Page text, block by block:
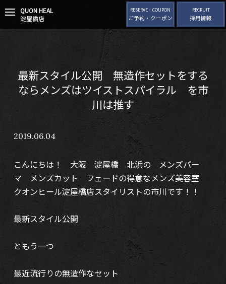
QUON HEAL
淀屋橋店
RESERVE・COUPON
ご予約・クーポン
RECRUIT
採用情報
最新スタイル公開 無造作セットをする
ならメンズはツイストスパイラル を市
川は推す
2019.06.04
こんにちは！ 大阪 淀屋橋 北浜の メンズパー
マ メンズカット フェードの得意なメンズ美容室
クオンヒール淀屋橋店スタイリストの市川です！！
最新スタイル公開
ともう一つ
最近流行りの無造作なセット
t
g